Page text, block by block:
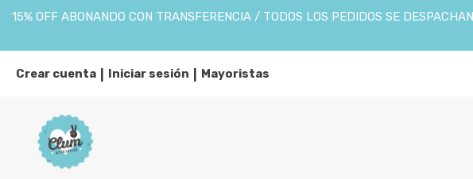
15% OFF ABONANDO CON TRANSFERENCIA / TODOS LOS PEDIDOS SE
Crear cuenta Iniciar sesión Mayoristas